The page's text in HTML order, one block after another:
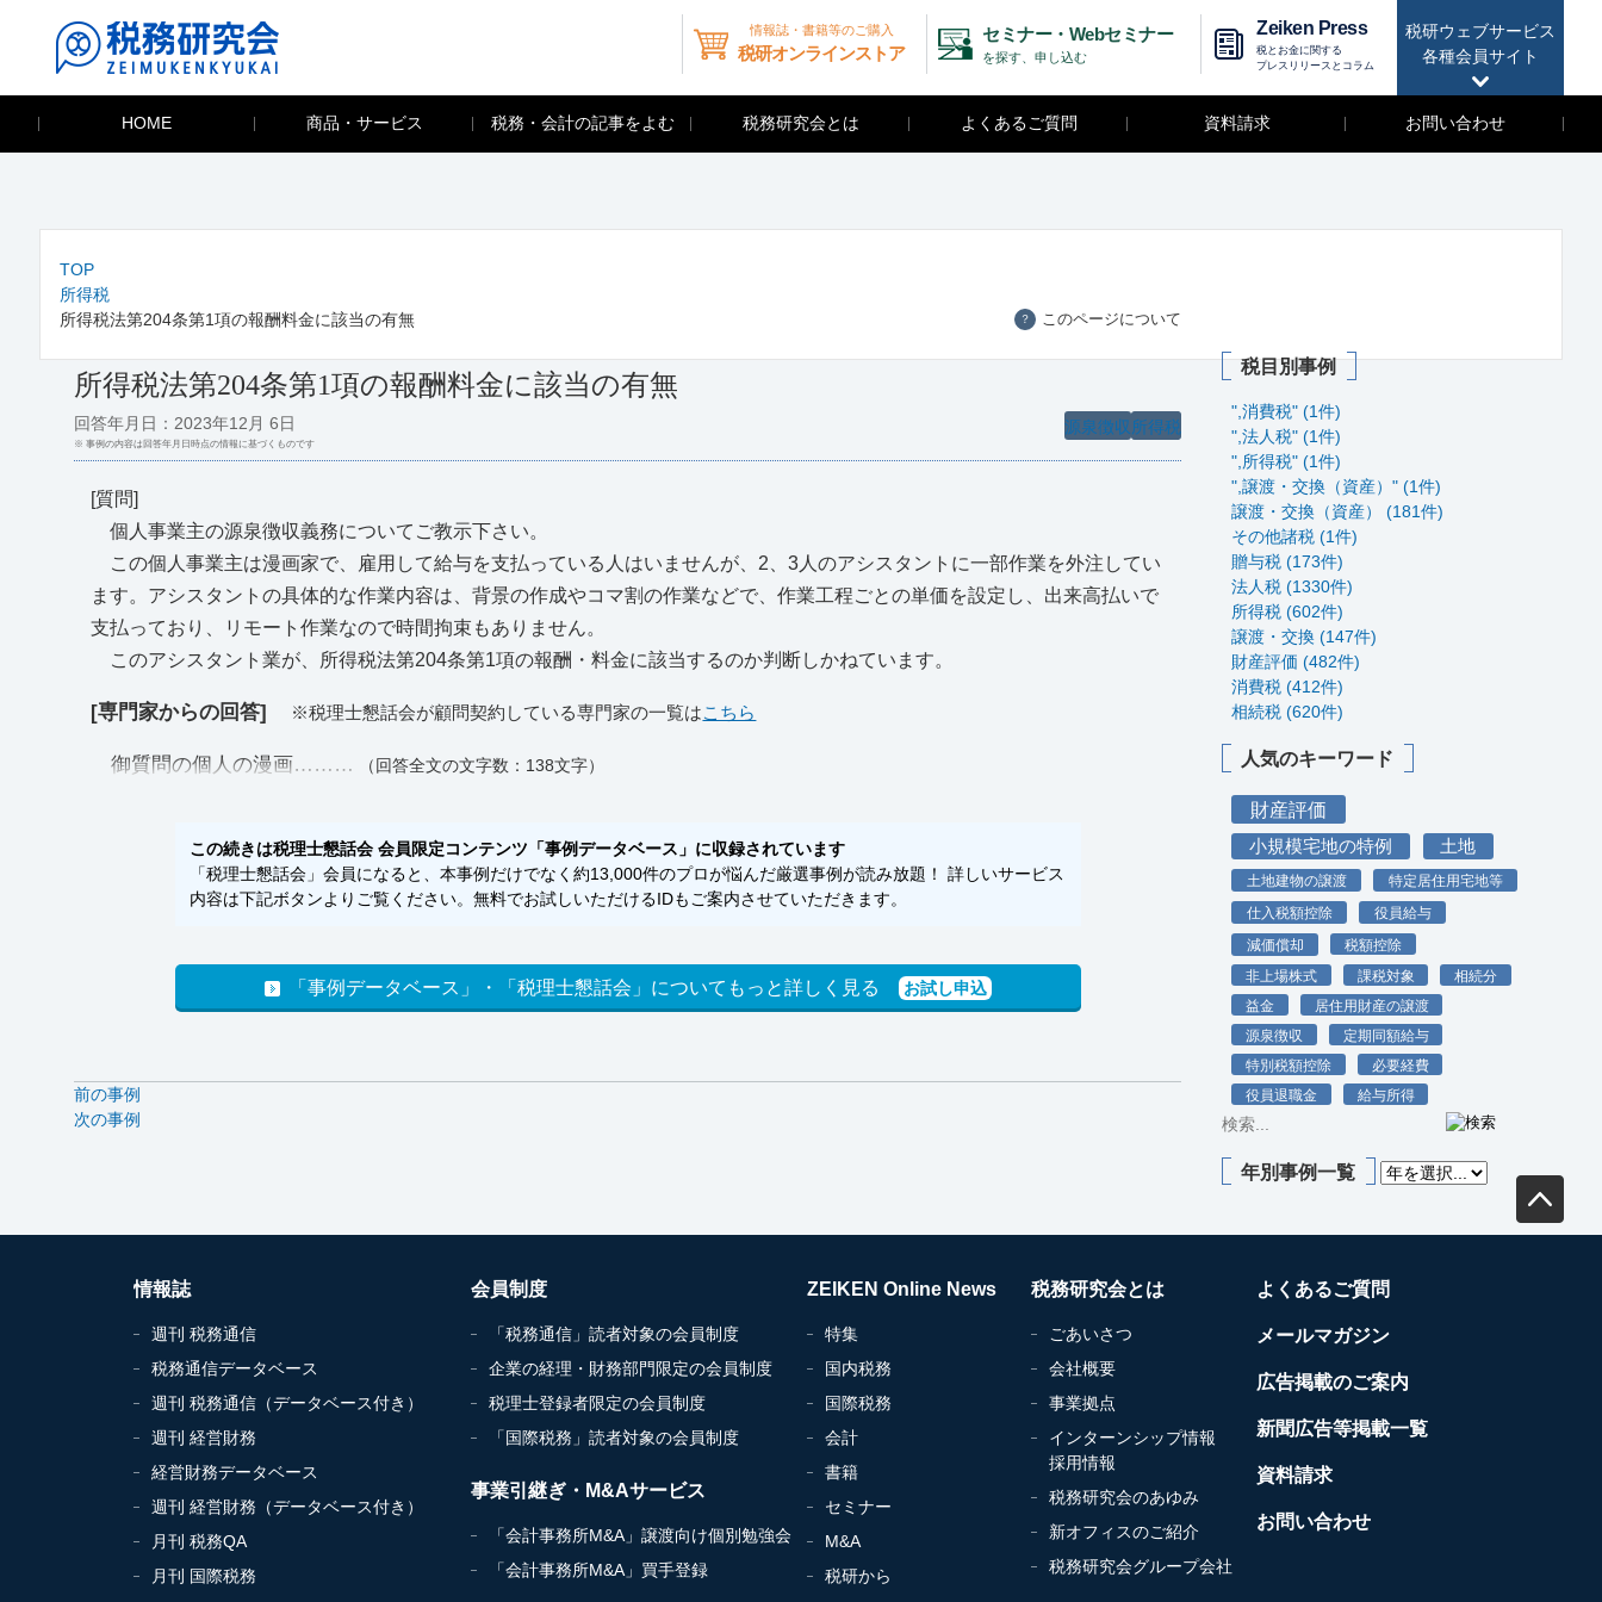
税研ウェブサービス
各種会員サイト
情報誌・書籍等のご購入
税研オンラインストア
セミナー・Webセミナー
を探す、申し込む
Zeiken Press
税とお金に関する
プレスリリースとコラム
HOME 商品・サービス 税務・会計の記事をよむ 税務研究会とは よくあるご質問 資料請求 お問い合わせ
TOP
所得税
所得税法第204条第1項の報酬料金に該当の有無
？ このページについて
所得税法第204条第1項の報酬料金に該当の有無
所得税
源泉徴収
回答年月日：2023年12月 6日
※ 事例の内容は回答年月日時点の情報に基づくものです
[質問]
個人事業主の源泉徴収義務についてご教示下さい。
この個人事業主は漫画家で、雇用して給与を支払っている人はいませんが、2、3人のアシスタントに一部作業を外注してい
ます。アシスタントの具体的な作業内容は、背景の作成やコマ割の作業などで、作業工程ごとの単価を設定し、出来高払いで
支払っており、リモート作業なので時間拘束もありません。
このアシスタント業が、所得税法第204条第1項の報酬・料金に該当するのか判断しかねています。
[専門家からの回答] ※税理士懇話会が顧問契約している専門家の一覧はこちら
御質問の個人の漫画……… （回答全文の文字数：138文字）
この続きは税理士懇話会 会員限定コンテンツ「事例データベース」に収録されています
「税理士懇話会」会員になると、本事例だけでなく約13,000件のプロが悩んだ厳選事例が読み放題！ 詳しいサービス
内容は下記ボタンよりご覧ください。無料でお試しいただけるIDもご案内させていただきます。
「事例データベース」・「税理士懇話会」についてもっと詳しく見る お試し申込
前の事例
次の事例
税目別事例
",消費税" (1件)
",法人税" (1件)
",所得税" (1件)
",譲渡・交換（資産）" (1件)
譲渡・交換（資産） (181件)
その他諸税 (1件)
贈与税 (173件)
法人税 (1330件)
所得税 (602件)
譲渡・交換 (147件)
財産評価 (482件)
消費税 (412件)
相続税 (620件)
人気のキーワード
財産評価
小規模宅地の特例 土地
土地建物の譲渡
特定居住用宅地等
仕入税額控除
役員給与
減価償却
税額控除
非上場株式
課税対象
相続分
益金
居住用財産の譲渡
源泉徴収
定期同額給与
特別税額控除
必要経費
役員退職金
給与所得
年別事例一覧
情報誌
週刊 税務通信
税務通信データベース
週刊 税務通信（データベース付き）
週刊 経営財務
経営財務データベース
週刊 経営財務（データベース付き）
月刊 税務QA
月刊 国際税務
会員制度
「税務通信」読者対象の会員制度
企業の経理・財務部門限定の会員制度
税理士登録者限定の会員制度
「国際税務」読者対象の会員制度
事業引継ぎ・M&Aサービス
「会計事務所M&A」譲渡向け個別勉強会
「会計事務所M&A」買手登録
ZEIKEN Online News
特集
国内税務
国際税務
会計
書籍
セミナー
M&A
税研から
税務研究会とは
ごあいさつ
会社概要
事業拠点
インターンシップ情報
採用情報
税務研究会のあゆみ
新オフィスのご紹介
税務研究会グループ会社
よくあるご質問
メールマガジン
広告掲載のご案内
新聞広告等掲載一覧
資料請求
お問い合わせ